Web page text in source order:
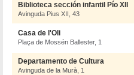
Biblioteca sección infantil Pío XII
Avinguda Pius XII, 43
Casa de l'Oli
Plaça de Mossén Ballester, 1
Departamento de Cultura
Avinguda de la Murà, 1